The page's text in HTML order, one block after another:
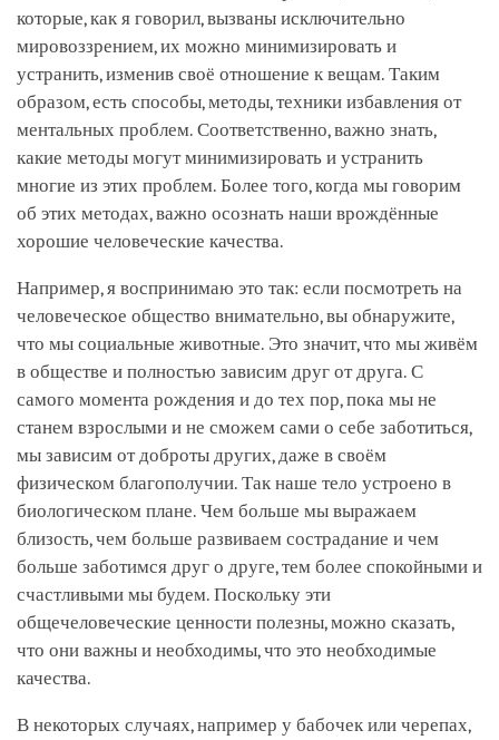
которые, как я говорил, вызваны исключительно
мировоззрением, их можно минимизировать и
устранить, изменив своё отношение к вещам. Таким
образом, есть способы, методы, техники избавления от
ментальных проблем. Соответственно, важно знать,
какие методы могут минимизировать и устранить
многие из этих проблем. Более того, когда мы говорим
об этих методах, важно осознать наши врождённые
хорошие человеческие качества.
Например, я воспринимаю это так: если посмотреть на
человеческое общество внимательно, вы обнаружите,
что мы социальные животные. Это значит, что мы живём
в обществе и полностью зависим друг от друга. С
самого момента рождения и до тех пор, пока мы не
станем взрослыми и не сможем сами о себе заботиться,
мы зависим от доброты других, даже в своём
физическом благополучии. Так наше тело устроено в
биологическом плане. Чем больше мы выражаем
близость, чем больше развиваем сострадание и чем
больше заботимся друг о друге, тем более спокойными и
счастливыми мы будем. Поскольку эти
общечеловеческие ценности полезны, можно сказать,
что они важны и необходимы, что это необходимые
качества.
В некоторых случаях, например у бабочек или черепах,